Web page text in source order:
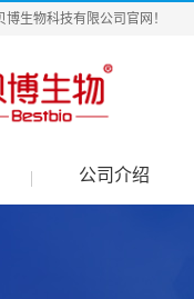
生物科技有限公司官网！
公司介绍